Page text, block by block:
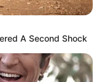
A Second Shock